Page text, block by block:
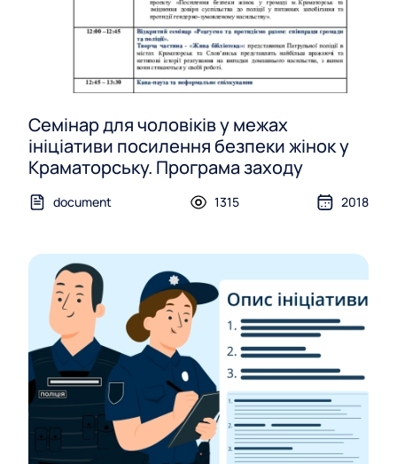
Семінар для чоловіків у межах
ініціативи посилення безпеки жінок у
Краматорську. Програма заходу
document 1315 2018